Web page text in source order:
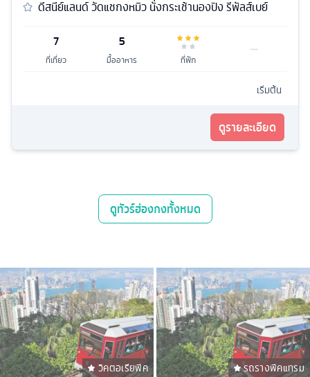
ดีสนีย์แลนด์ วัดแชกงหมิว นั่งกระเช้านองปิง รีพัลส์เบย์
7
ที่เที่ยว
5
มื้ออาหาร ที่พัก
เริ่มต้น
ดูรายละเอียด
ดูทัวร์ฮ่องกงทั้งหมด
วิคตอเรียพีค รถรางพีคแทรม